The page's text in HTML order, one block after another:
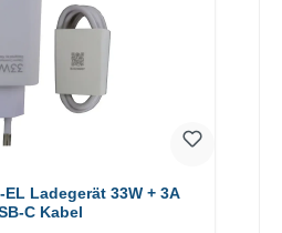
Ladegerät 33W + 3A
C Kabel